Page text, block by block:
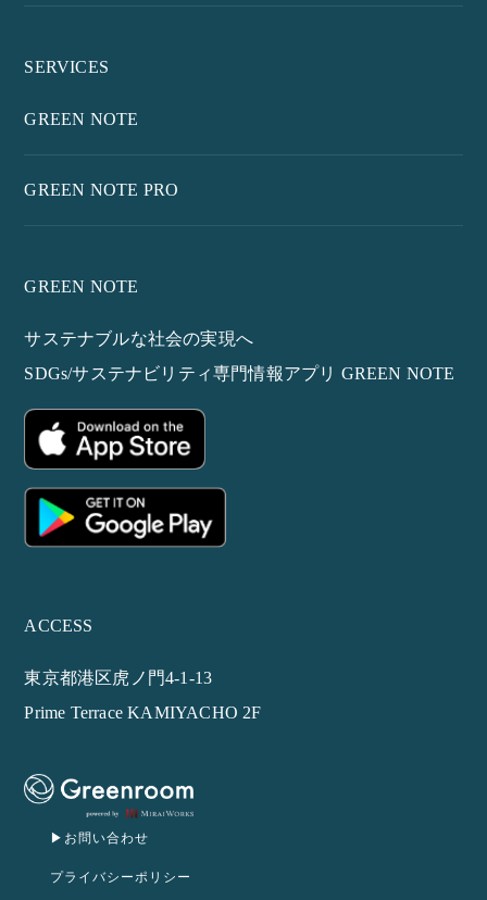
▶︎お問い合わせ
プライバシーポリシー
SERVICES
GREEN NOTE
GREEN NOTE PRO
GREEN NOTE
サステナブルな社会の実現へ
SDGs/サステナビリティ専門情報アプリ GREEN NOTE
ACCESS
東京都港区虎ノ門4-1-13
Prime Terrace KAMIYACHO 2F